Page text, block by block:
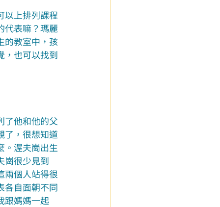
以上排列課程
代表嘛？瑪麗
的教室中，孩
，也可以找到
了他和他的父
了，很想知道
。渥夫崗出生
崗很少見到
兩個人站得很
各自面朝不同
跟媽媽一起